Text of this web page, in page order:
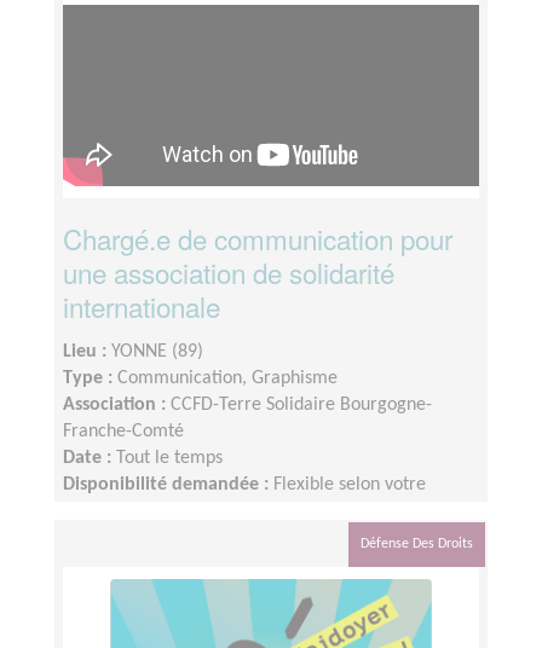
Chargé.e de communication pour
une association de solidarité
internationale
Lieu : YONNE (89)
Type : Communication, Graphisme
Association : CCFD-Terre Solidaire Bourgogne-
Franche-Comté
Date :
Tout le temps
Disponibilité demandée : Flexible selon votre
événements programmés d’une année sur l’autre.
Défense Des Droits